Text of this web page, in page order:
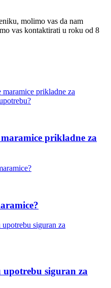
molimo vas da nam
vas kontaktirati u roku od 8
prikladne za
siguran za